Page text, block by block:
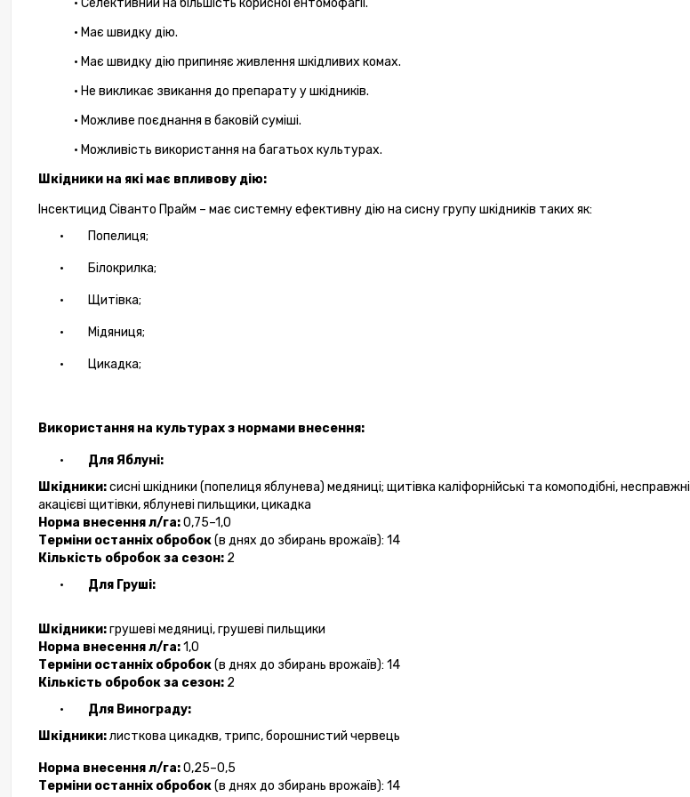
· Селективний на більшість корисноїентомофагії.
· Має швидкудію.
· Має швидку дію припиняє живлення шкідливих комах.
· Не викликає звикання до препарату у шкідників.
· Можливе поєднання в баковій суміші.
· Можливість використання на багатьох культурах.
Шкідники на які має впливову дію:
Інсектицид Сіванто Прайм – має системнуефективну дію на сисну групушкідників таких як:
·
Попелиця;
· Білокрилка;
· Щитівка;
· Мідяниця;
· Цикадка;
Використання на культурах з нормами внесення:
·
Для Яблуні:
Шкідники:сисні шкідники (попелиця яблунева) медяниці; щитівка каліфорнійські та комоподібні, несправжні
акацієві щитівки, яблуневі пильщики, цикадка
Норма внесеннял/га:0,75–1,0
Терміни останніх обробок(в днях до збирань врожаїв): 14
Кількість обробокза сезон: 2
·
Для Груші:
Шкідники:грушеві медяниці, грушеві пильщики
Норма внесеннял/га:1,0
Терміни останніх обробок(в днях до збирань врожаїв): 14
Кількість обробокза сезон: 2
·
Для Винограду:
Шкідники:листкова цикадкв, трипс, борошнистий червець
Н орма внесеннял/га:0,25–0,5
Терміни останніх обробок(в днях до збирань врожаїв): 14